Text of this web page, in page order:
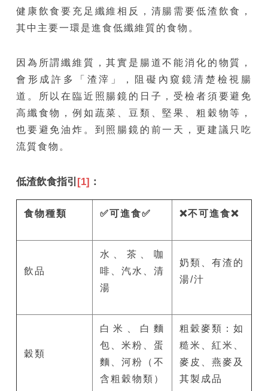
健康飲食要充足纖維相反，清腸需要低渣飲食，
其中主要一環是進食低纖維質的食物。
因為所謂纖維質，其實是腸道不能消化的物質，
會形成許多「渣滓」，阻礙內窺鏡清楚檢視腸
道。所以在臨近照腸鏡的日子，受檢者須要避免
高纖食物，例如蔬菜、豆類、堅果、粗穀物等，
也要避免油炸。到照腸鏡的前一天，更建議只吃
流質食物。
低渣飲食指引 [1] ：
食物種類 ✅可進食✅ ❌不可進食❌
飲品
水、茶、咖
啡、汽水、清
湯
奶類、有渣的
湯/汁
穀類
白米、白麵
包、米粉、蛋
麵、河粉（不
含粗穀物類）
粗穀麥類：如
糙米、紅米、
麥皮、燕麥及
其製成品